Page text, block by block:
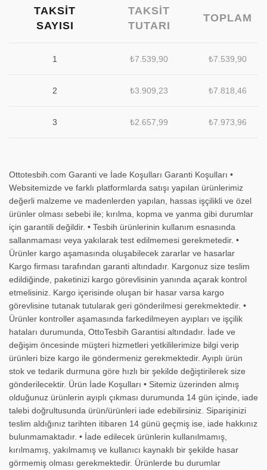
TAKSIT
SAYISI
TAKSIT
TUTARI
TOPLAM
1 ₺7.539,90 ₺7.539,90
2 ₺3.909,23 ₺7.818,46
3 ₺2.657,99 ₺7.973,96
Ottotesbih.com Garanti ve İade Koşulları Garanti Koşulları •
Websitemizde ve farklı platformlarda satışı yapılan ürünlerimiz
değerli malzeme ve madenlerden yapılan, hassas işçilikli ve özel
ürünler olması sebebi ile; kırılma, kopma ve yanma gibi durumlar
için garantili değildir. • Tesbih ürünlerinin kullanım esnasında
sallanmaması veya yakılarak test edilmemesi gerekmetedir. •
Ürünler kargo aşamasında oluşabilecek zararlar ve hasarlar
Kargo firması tarafından garanti altındadır. Kargonuz size teslim
edildiğinde, paketinizi kargo görevlisinin yanında açarak kontrol
etmelisiniz. Kargo içerisinde oluşan bir hasar varsa kargo
görevlisine tutanak tutularak geri gönderilmesi gerekmektedir. •
Ürünler kontroller aşamasında farkedilmeyen ayıpları ve işçilik
hataları durumunda, OttoTesbih Garantisi altındadır. İade ve
değişim öncesinde müşteri hizmetleri yetkililerimize bilgi verip
ürünleri bize kargo ile göndermeniz gerekmektedir. Ayıplı ürün
stok ve tedarik durmuna göre hızlı bir şekilde değiştirilerek size
gönderilecektir. Ürün İade Koşulları • Sitemiz üzerinden almış
olduğunuz ürünlerin ayıplı çıkması durumunda 14 gün içinde, iade
talebi doğrultusunda ürün/ürünleri iade edebilirsiniz. Siparişinizi
teslim aldığınız tarihten itibaren 14 günü geçmiş ise, iade hakkınız
bulunmamaktadır. • İade edilecek ürünlerin kullanılmamış,
kırılmamış, yakılmamış ve kullanıcı kaynaklı bir şekilde hasar
görmemiş olması gerekmektedir. Ürünlerde bu durumlar